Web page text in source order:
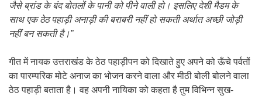
जैसे ब्रांड के बंद बोतलों के पानी को पीने वाली हो। इसलिए देशी मैडम के
साथ एक ठेठ पहाड़ी अनाड़ी की बराबरी नहीं हो सकती अर्थात अच्छी जोड़ी
नहीं बन सकती है।”
गीत में नायक उत्तराखंड के ठेठ पहाड़ीपन को दिखाते हुए अपने को ऊँचे पर्वतों
का पारम्परिक मोटे अनाज का भोजन करने वाला और मीठी बोली बोलने वाला
ठेठ पहाड़ी बताता है। वह अपनी नायिका को कहता है तुम विभिन्न सुख-